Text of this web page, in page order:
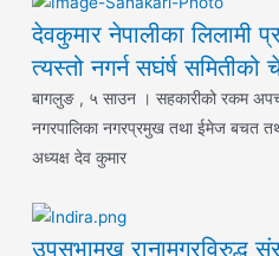
देवकुमार नेपालीका लिलामी
त्यस्तो नगर्न सघंर्ष समितीको
बागलुङ , ५ साउन । सहकारीको रकम
नगरपालिका नगरप्रमुख तथा ईमेज बचत
अध्यक्ष देव कुमार
उपसभामुख रानामगरविरुद्ध